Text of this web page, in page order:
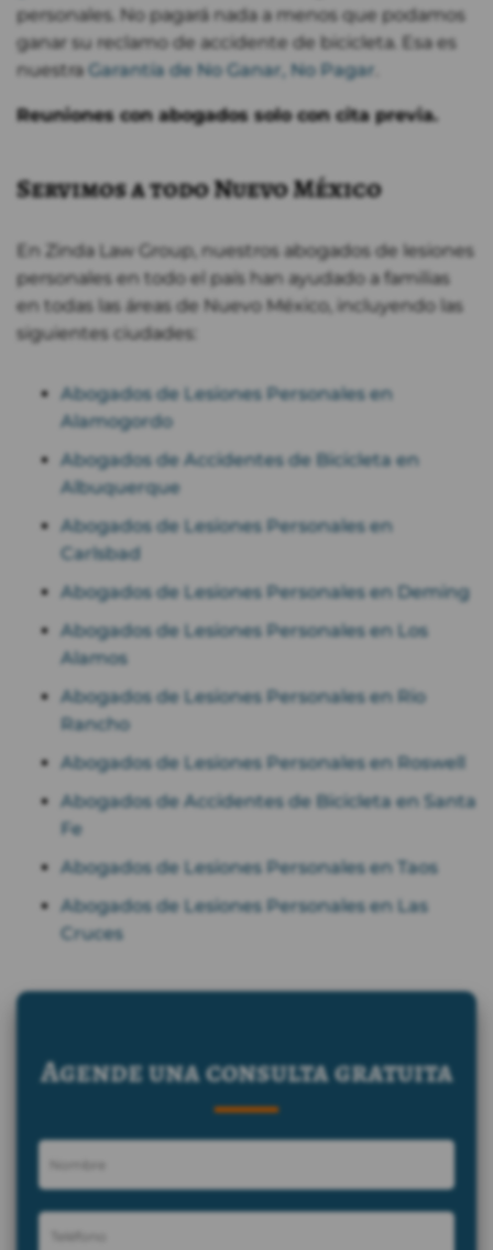
personales. No pagará nada a menos que podamos
ganar su reclamo de accidente de bicicleta. Esa es
nuestraGarantía de No Ganar, No Pagar
Reuniones con abogados solo con cita previa.
Servimos a todo Nuevo México
En Zinda Law Group, nuestros abogados de lesiones
personales en todo el país han ayudado a familias
en todas las áreas de Nuevo México, incluyendo las
siguientes ciudades:
Abogados de Lesiones Personales en
Alamogordo
Abogados de Accidentes de Bicicleta en
Albuquerque
Abogados de Lesiones Personales en
Carlsbad
Abogados de Lesiones Personales en Deming
Abogados de Lesiones Personales en Los
Alamos
Abogados de Lesiones Personales en Rio
Rancho
Abogados de Lesiones Personales en Roswell
Abogados de Accidentes de Bicicleta en Santa
Fe
Abogados de Lesiones Personales en Taos
Abogados de Lesiones Personales en Las
Cruces
Agende una consulta gratuita